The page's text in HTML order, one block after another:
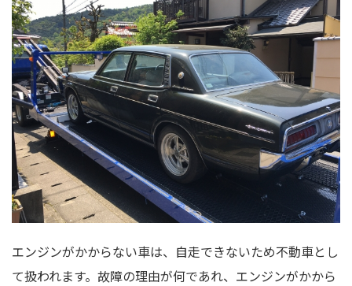
エンジンがかからない車は、自走できないため不動車とし
て扱われます。故障の理由が何であれ、エンジンがかから